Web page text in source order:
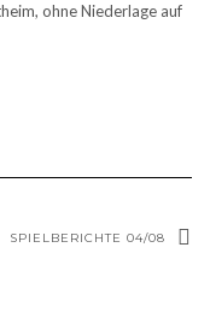
ohne Niederlage auf
SPIELBERICHTE 04/08